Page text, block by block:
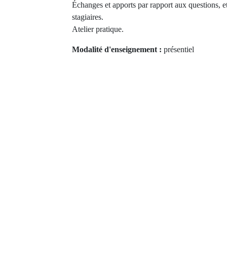
Échanges et apports par rapport aux questions,
stagiaires.
Atelier pratique.
Modalité d'enseignement : présentiel